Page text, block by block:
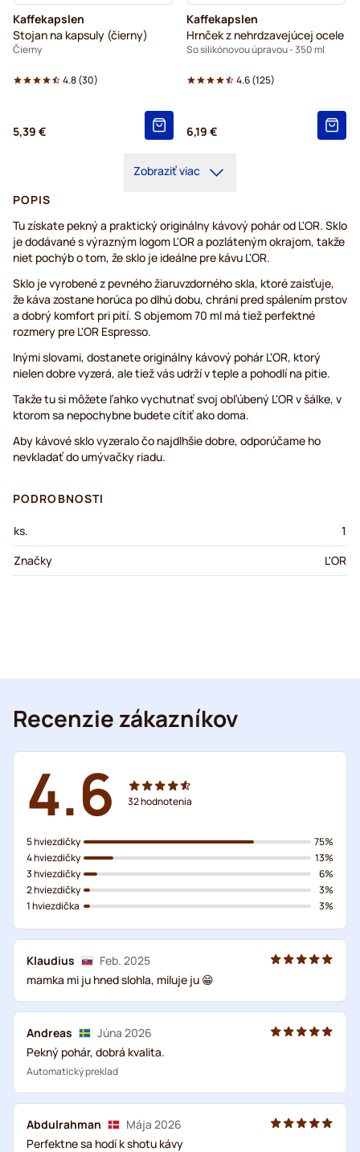
Kaffekapslen
Stojan na kapsuly (čierny)
Čierny
4.8(30)
5,39 €
Kaffekapslen
Hrnček z nehrdzavejúcej ocele
So silikónovou úpravou - 350 ml
4.6(125)
6,19 €
Zobraziť viac
POPIS
Tu získate pekný a praktický originálny kávový pohár od L'OR. Sklo
je dodávané s výrazným logom L'OR a pozláteným okrajom, takže
niet pochýb o tom, že sklo je ideálne pre kávu L'OR.
Sklo je vyrobené z pevného žiaruvzdorného skla, ktoré zaisťuje,
že káva zostane horúca po dlhú dobu, chráni pred spálením prstov
a dobrý komfort pri pití. S objemom 70 ml má tiež perfektné
rozmery pre L'OR Espresso.
Inými slovami, dostanete originálny kávový pohár L'OR, ktorý
nielen dobre vyzerá, ale tiež vás udrží v teple a pohodlí na pitie.
Takže tu si môžete ľahko vychutnať svoj obľúbený L'OR v šálke, v
ktorom sa nepochybne budete cítiť ako doma.
Aby kávové sklo vyzeralo čo najdlhšie dobre, odporúčame ho
nevkladať do umývačky riadu.
PODROBNOSTI
ks.
1
Značky
L'OR
Recenzie zákazníkov
4.6 32hodnotenia
5 hviezdičky
4 hviezdičky
3 hviezdičky
2 hviezdičky
1 hviezdička
75%
13%
6%
3%
3%
Klaudius
Feb. 2025
mamka mi ju hned slohla, miluje ju 😁
Andreas
Júna 2026
Pekný pohár, dobrá kvalita.
Automatický preklad
Abdulrahman
Mája 2026
Perfektne sa hodí k shotu kávy